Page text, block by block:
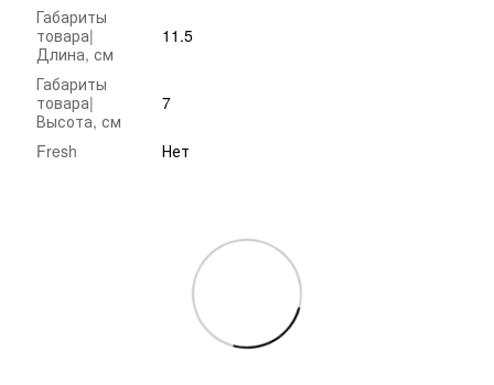
Габариты
товара|
Длина, см
11.5
Габариты
товара|
Высота, см
7
Fresh Нет